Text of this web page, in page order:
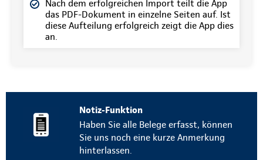
Nach dem erfolgreichen Import teilt die App
das PDF-Dokument in einzelne Seiten auf. Ist
diese Aufteilung erfolgreich zeigt die App dies
an.
Notiz-Funktion
Haben Sie alle Belege erfasst, können
Sie uns noch eine kurze Anmerkung
hinterlassen.